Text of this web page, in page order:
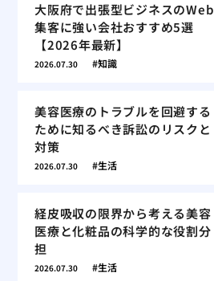
大阪府で出張型ビジネスのWeb
集客に強い会社おすすめ5選
【2026年最新】
2026.07.30 知識
美容医療のトラブルを回避する
ために知るべき訴訟のリスクと
対策
2026.07.30 生活
経皮吸収の限界から考える美容
医療と化粧品の科学的な役割分
担
2026.07.30 生活